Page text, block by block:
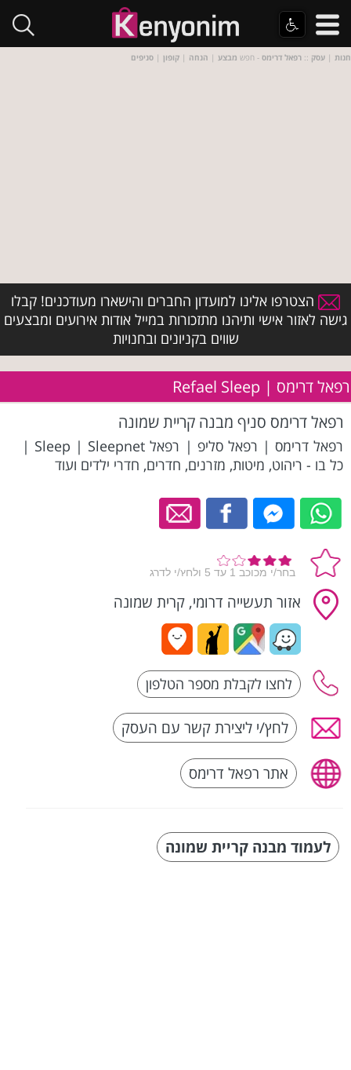
חנות | עסק :: רפאל דרימס - חפש מבצע | הנחה | קופון | סניפים
הצטרפו אלינו למועדון החברים והישארו מעודכנים! קבלו
גישה לאזור אישי ותיהנו מתזכורות במייל אודות אירועים ומבצעים
שווים בקניונים ובחנויות
רפאל דרימס | Refael Sleep
רפאל דרימס סניף מבנה קריית שמונה
רפאל דרימס | רפאל סליפ | רפאל Sleep | Sleepnet |
כל בו - ריהוט, מיטות, מזרנים, חדרים, חדרי ילדים ועוד
אזור תעשייה דרומי, קרית שמונה
לחץ/י ליצירת קשר עם העסק
אתר רפאל דרימס
לעמוד מבנה קריית שמונה